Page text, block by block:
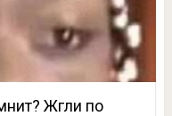
Жгли по